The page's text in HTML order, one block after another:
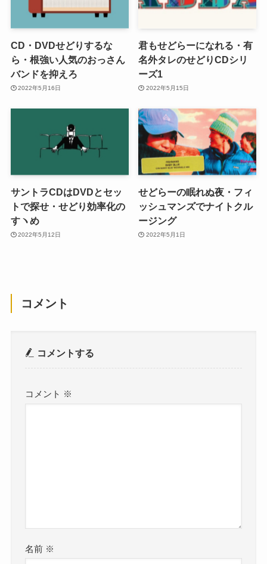
CD・DVDせどりするな
ら・根強い人気のおっさん
バンドを抑えろ
2022年5月16日
君もせどらーになれる・有
名外タレのせどりCDシリ
ーズ1
2022年5月15日
サントラCDはDVDとセッ
トで探せ・せどり効率化の
すヽめ
2022年5月12日
せどらーの眠れぬ夜・フィ
ッシュマンズでナイトクル
ージング
2022年5月1日
コメント
コメントする
コメント ※
名前 ※